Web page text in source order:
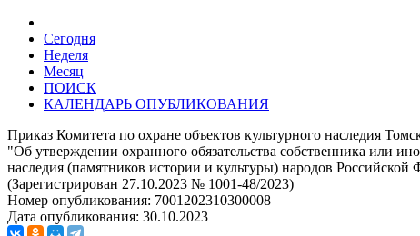
Сегодня
Неделя
Месяц
ПОИСК
КАЛЕНДАРЬ ОПУБЛИКОВАНИЯ
Приказ Комитета по охране объектов культурного наследия
"Об утверждении охранного обязательства собственника или
наследия (памятников истории и культуры) народов
(Зарегистрирован 27.10.2023 № 1001-48/2023)
Номер опубликования: 7001202310300008
Дата опубликования: 30.10.2023